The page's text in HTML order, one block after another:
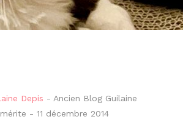
Depis - Ancien Blog Guilaine
- 11 décembre 2014